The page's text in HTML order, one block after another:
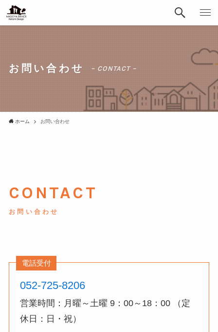
お問い合わせ – CONTACT –
ホーム お問い合わせ
CONTACT
お問い合わせ
電話受付
052-725-8206
営業時間：月曜～土曜 9：00～18：00 （定
休日：日・祝）